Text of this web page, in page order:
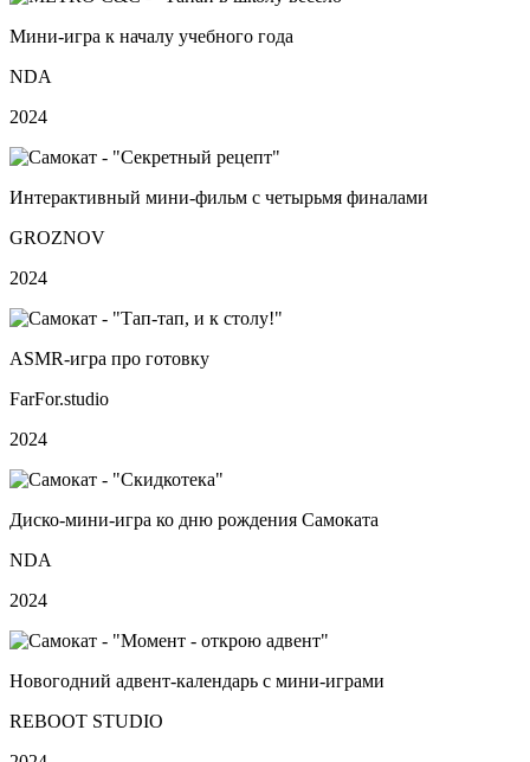
Мини‑игра к началу учебного года
NDA
2024
Интерактивный мини‑фильм с четырьмя финалами
GROZNOV
2024
ASMR‑игра про готовку
FarFor.studio
2024
Диско-мини‑игра ко дню рождения Самоката
NDA
2024
Новогодний адвент‑календарь с мини‑играми
REBOOT STUDIO